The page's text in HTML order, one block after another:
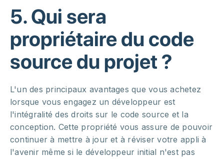
5. Qui sera
propriétaire du code
source du projet ?
L'un des principaux avantages que vous achetez
lorsque vous engagez un développeur est
l'intégralité des droits sur le code source et la
conception. Cette propriété vous assure de pouvoir
continuer à mettre à jour et à réviser votre appli à
l'avenir même si le développeur initial n'est pas